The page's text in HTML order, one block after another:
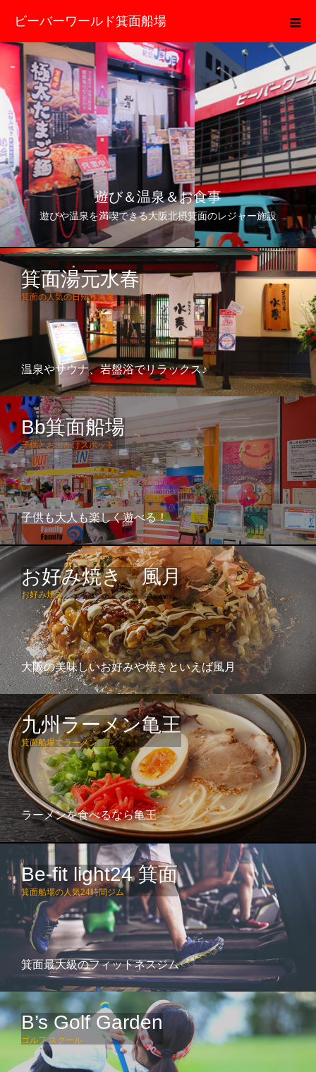
ビーバーワールド箕面船場
遊び＆温泉＆お食事
遊びや温泉を満喫できる大阪北摂箕面のレジャー施設
箕面湯元水春
箕面の人気の日帰り温泉
温泉やサウナ、岩盤浴でリラックス♪
Bb箕面船場
子供とお出かけスポット
子供も大人も楽しく遊べる！
お好み焼き 風月
お好み焼き
大阪の美味しいお好みや焼きといえば風月
九州ラーメン亀王
箕面船場でラーメン
ラーメンを食べるなら亀王
Be-fit light24 箕面
箕面船場の人気24時間ジム
箕面最大級のフィットネスジム
B’s Golf Garden
ゴルフ スクール